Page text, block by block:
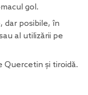
gol.
dar posibile, în
al utilizării pe
Quercetin și tiroidă.